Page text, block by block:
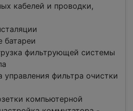
кабелей и проводки,
батареи
фильтрующей системы
управления фильтра очистки
компьютерной